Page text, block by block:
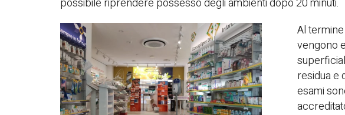
Al
vengono
residua e
esami